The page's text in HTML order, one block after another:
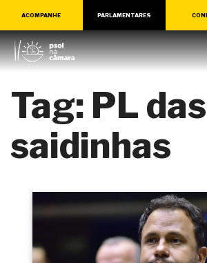
ACOMPANHE PARLAMENTARES
Tag: PL das
saidinhas